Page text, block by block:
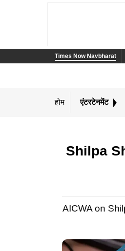
Times Now Navbharat
होम एंटरटेनमेंट
Shilpa
AICWA on